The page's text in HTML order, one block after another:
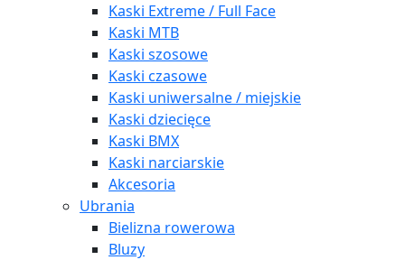
Kaski Extreme / Full Face
Kaski MTB
Kaski szosowe
Kaski czasowe
Kaski uniwersalne / miejskie
Kaski dziecięce
Kaski BMX
Kaski narciarskie
Akcesoria
Ubrania
Bielizna rowerowa
Bluzy